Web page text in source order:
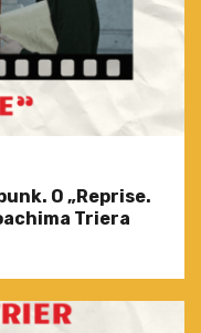
O „Reprise.
Triera